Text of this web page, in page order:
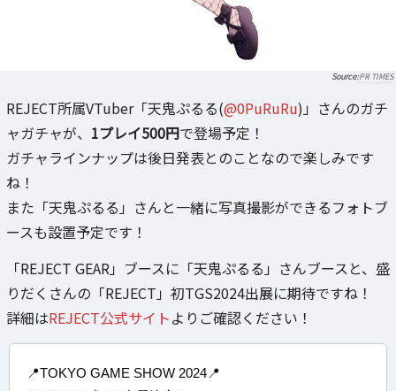
PR TIMES
REJECT所属VTuber「天鬼ぷるる(@0PuRuRu)」さんのガチ
ャガチャが、 1プレイ500円で登場予定！
ガチャラインナップは後日発表とのことなので楽しみです
ね！
また「天鬼ぷるる」さんと一緒に写真撮影ができるフォトブ
ースも設置予定です！
「REJECT GEAR」ブースに「天鬼ぷるる」さんブースと、盛
りだくさんの「REJECT」初TGS2024出展に期待ですね！
詳細はREJECT公式サイトよりご確認ください！
📍TOKYO GAME SHOW 2024📍